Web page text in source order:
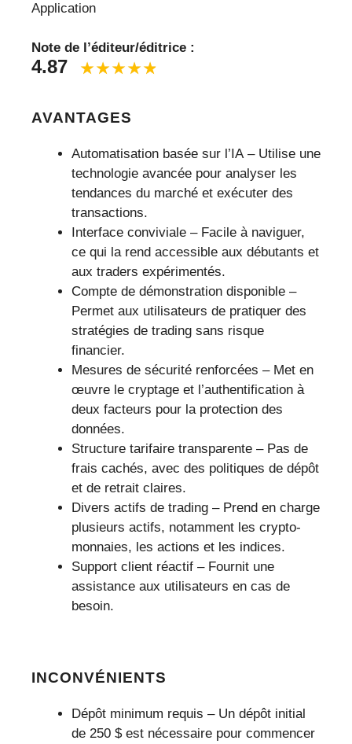
Application
Note de l’éditeur/éditrice :
4.87
AVANTAGES
Automatisation basée sur l’IA – Utilise une
technologie avancée pour analyser les
tendances du marché et exécuter des
transactions.
Interface conviviale – Facile à naviguer,
ce qui la rend accessible aux débutants et
aux traders expérimentés.
Compte de démonstration disponible –
Permet aux utilisateurs de pratiquer des
stratégies de trading sans risque
financier.
Mesures de sécurité renforcées – Met en
œuvre le cryptage et l’authentification à
deux facteurs pour la protection des
données.
Structure tarifaire transparente – Pas de
frais cachés, avec des politiques de dépôt
et de retrait claires.
Divers actifs de trading – Prend en charge
plusieurs actifs, notamment les crypto-
monnaies, les actions et les indices.
Support client réactif – Fournit une
assistance aux utilisateurs en cas de
besoin.
INCONVÉNIENTS
Dépôt minimum requis – Un dépôt initial
de 250 $ est nécessaire pour commencer